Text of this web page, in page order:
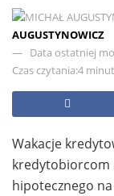
AUGUSTYNOWICZ
Data ostatniej
Czas czytania:4 minut
Wakacje
kredytobiorcom
hipotecznego